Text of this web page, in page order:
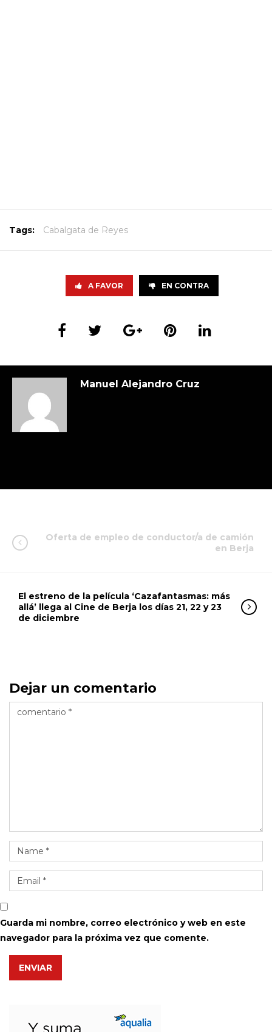
Tags: Cabalgata de Reyes
A FAVOR EN CONTRA
Manuel Alejandro Cruz
Oferta de empleo de conductor/a de camión
en Berja
El estreno de la película ‘Cazafantasmas: más
allá’ llega al Cine de Berja los días 21, 22 y 23
de diciembre
Dejar un comentario
Guarda mi nombre, correo electrónico y web en este
navegador para la próxima vez que comente.
ENVIAR